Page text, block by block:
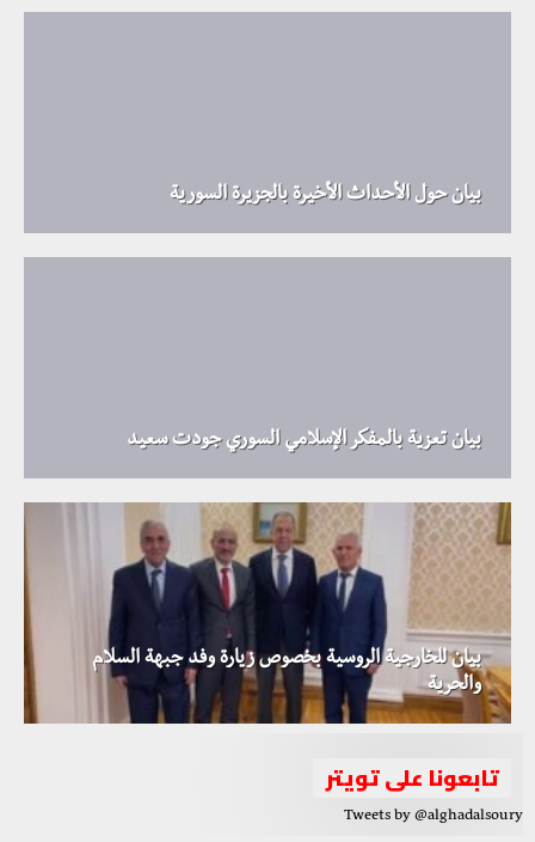
بيان حول الأحداث الأخيرة بالجزيرة السورية
بيان تعزية بالمفكر الإسلامي السوري جودت سعيد
بيان للخارجية الروسية بخصوص زيارة وفد جبهة السلام
والحرية
تابعونا على تويتر
Tweets by @alghadalsoury